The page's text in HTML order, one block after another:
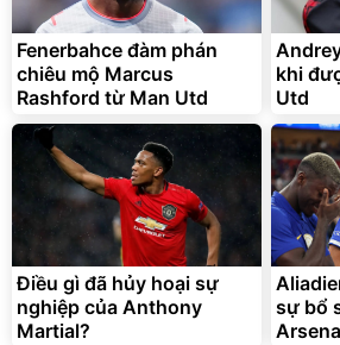
Fenerbahce đàm phán
chiêu mộ Marcus
Rashford từ Man Utd
khi
Utd
Điều gì đã hủy hoại sự
nghiệp của Anthony
Martial?
sự bổ